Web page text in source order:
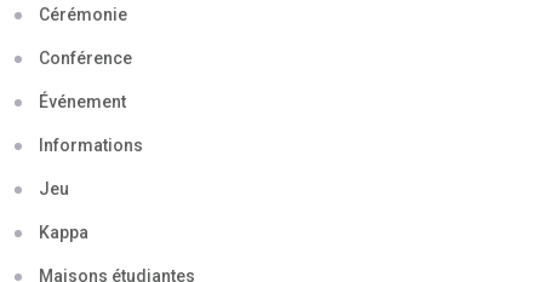
Cérémonie
Conférence
Événement
Informations
Jeu
Kappa
Maisons étudiantes